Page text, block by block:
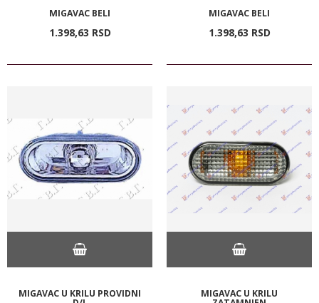
MIGAVAC BELI
1.398,63 RSD
MIGAVAC BELI
1.398,63 RSD
MIGAVAC U KRILU PROVIDNI MIGAVAC U KRILU